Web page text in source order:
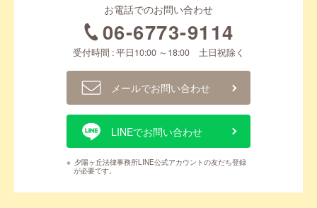
お電話でのお問い合わせ
06-6773-9114
受付時間 : 平日10:00 ～18:00 土日祝除く
メールでお問い合わせ
LINEでお問い合わせ
※ 夕陽ヶ丘法律事務所LINE公式アカウントの友だち登録
が必要です。